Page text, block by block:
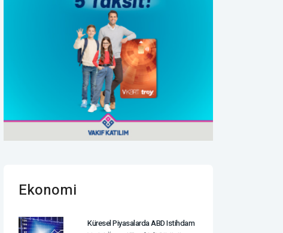
Ekonomi
Küresel Piyasalarda ABD Istihdam